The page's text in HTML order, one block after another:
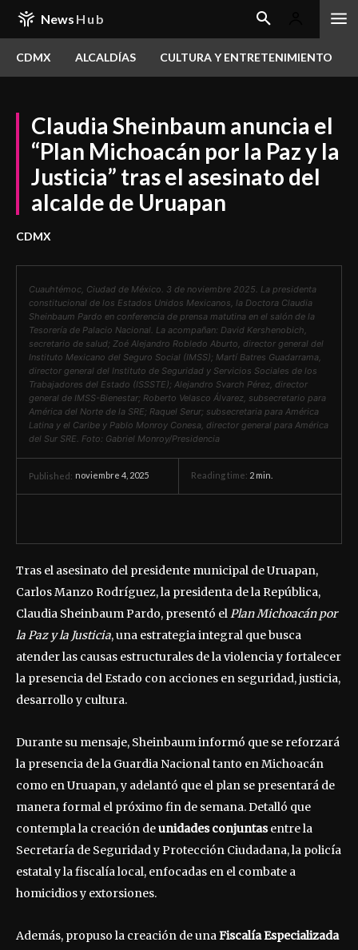
News Hub
CDMX ALCALDÍAS CULTURA Y ENTRETENIMIENTO
Claudia Sheinbaum anuncia el
“Plan Michoacán por la Paz y la
Justicia” tras el asesinato del
alcalde de Uruapan
CDMX
Cuauhtémoc, Ciudad de México. 3 de noviembre 2025. La presidenta
constitucional de los Estados Unidos Mexicanos, la Doctora Claudia
Sheinbaum Pardo en conferencia de prensa matutina en el salón de la
Tesorería de Palacio Nacional. La acompañan: David Kershenobich,
secretario de salud; Zoé Alejandro Robledo Aburto, director general del
Instituto Mexicano del Seguro Social (IMSS); Martí Batres Guadarrama,
director general del Instituto de Seguridad y Servicios Sociales de los
Trabajadores del Estado (ISSSTE); Alejandro Svarch Pérez, director
general de IMSS-Bienestar; Roberto Velasco Álvarez, subsecretario para
América del Norte de la SRE; Raquel Serur; subsecretaria para América
Latina y el Caribe y Pablo Monroy Conesa, director general para América
del Sur SRE. Foto: Gabriel Monroy/Presidencia
Published: noviembre 4, 2025 Reading time: 2 min.
Tras el asesinato del presidente municipal de Uruapan,
Carlos Manzo Rodríguez, la presidenta de la República,
Claudia Sheinbaum Pardo, presentó elPlan Michoacán por
la Paz y la Justicia, una estrategia integral que busca
atender las causas estructurales de la violencia y fortalecer
la presencia del Estado con acciones en seguridad, justicia,
desarrollo y cultura.
Durante su mensaje, Sheinbaum informó que se reforzará
la presencia de la Guardia Nacional tanto en Michoacán
como en Uruapan, y adelantó que el plan se presentará de
manera formal el próximo fin de semana. Detalló que
contempla la creación deunidades conjuntasentre la
Secretaría de Seguridad y Protección Ciudadana, la policía
estatal y la fiscalía local, enfocadas en el combate a
homicidios y extorsiones.
Además, propuso la creación de unaFiscalía Especializada